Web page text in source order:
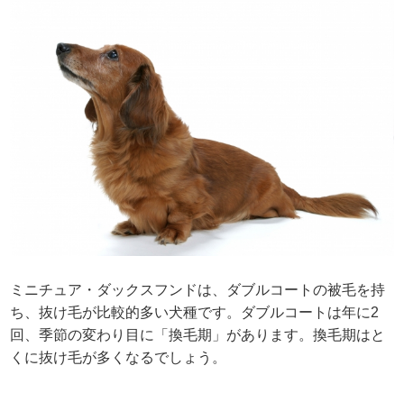
ミニチュア・ダックスフンドは、ダブルコートの被毛を持
ち、抜け毛が比較的多い犬種です。ダブルコートは年に2
回、季節の変わり目に「換毛期」があります。換毛期はと
くに抜け毛が多くなるでしょう。